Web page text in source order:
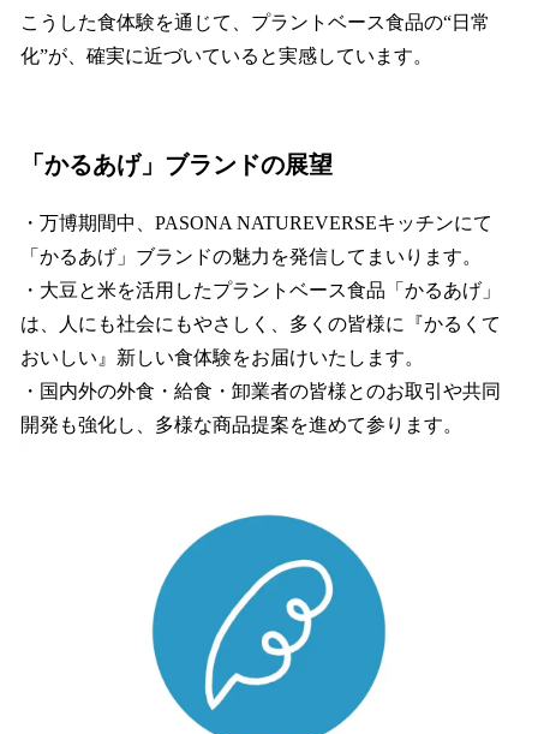
こうした食体験を通じて、プラントベース食品の“日常
化”が、確実に近づいていると実感しています。
「かるあげ」ブランドの展望
・万博期間中、PASONA NATUREVERSEキッチンにて
「かるあげ」ブランドの魅力を発信してまいります。
・大豆と米を活用したプラントベース食品「かるあげ」
は、人にも社会にもやさしく、多くの皆様に『かるくて
おいしい』新しい食体験をお届けいたします。
・国内外の外食・給食・卸業者の皆様とのお取引や共同
開発も強化し、多様な商品提案を進めて参ります。